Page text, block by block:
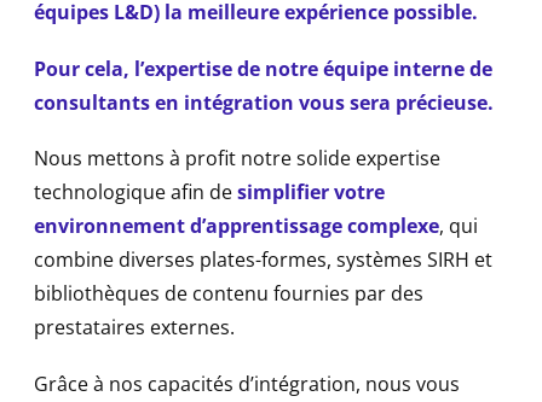
équipes L&D) la meilleure expérience possible.
Pour cela, l’expertise de notre équipe interne de
consultants en intégration vous sera précieuse.
Nous mettons à profit notre solide expertise
technologique afin desimplifier votre
environnement d’apprentissage complexe, qui
combine diverses plates-formes, systèmes SIRH et
bibliothèques de contenu fournies par des
prestataires externes.
Grâce à nos capacités d’intégration, nous vous